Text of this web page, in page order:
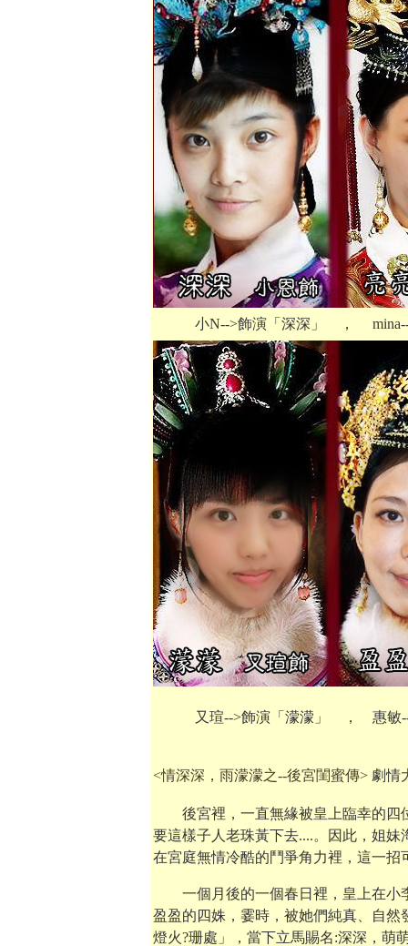
小N-->飾演「深深」 ，
又瑄-->飾演「濛濛」 ， 惠敏
<情深深，雨濛濛之--後宮閨蜜傳> 劇情
後宮裡，一直無緣被皇上臨幸的四
要這樣子人老珠黃下去....。因此，姐
在宮庭無情冷酷的鬥爭角力裡，這一
一個月後的一個春日裡，皇上在小
盈盈的四姝，霎時，被她們純真、自
燈火?珊處」，當下立馬賜名:深深，萌